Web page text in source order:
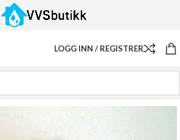
LOGG INN / REGISTRER